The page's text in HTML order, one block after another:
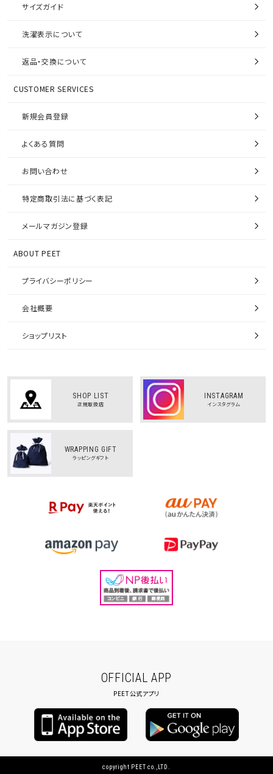
サイズガイド
洗濯表示について
返品・交換について
CUSTOMER SERVICES
新規会員登録
よくある質問
お問い合わせ
特定商取引法に基づく表記
メールマガジン登録
ABOUT PEET
プライバシーポリシー
会社概要
ショップリスト
SHOP LIST
正規取扱店
INSTAGRAM
インスタグラム
WRAPPING GIFT
ラッピングギフト
OFFICIAL APP
PEET公式アプリ
copyright PEET co.,LTD.